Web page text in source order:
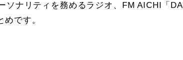
ソナリティを務めるラジオ、FM AICHI「DA
です。